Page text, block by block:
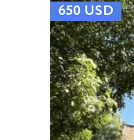
650 USD